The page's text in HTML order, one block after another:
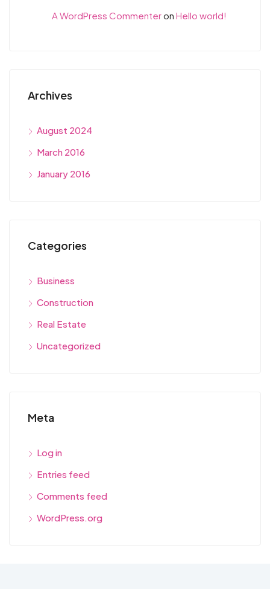
A WordPress Commenteron Hello world!
Archives
August 2024
March 2016
January 2016
Categories
Business
Construction
Real Estate
Uncategorized
Meta
Log in
Entries feed
Comments feed
WordPress.org